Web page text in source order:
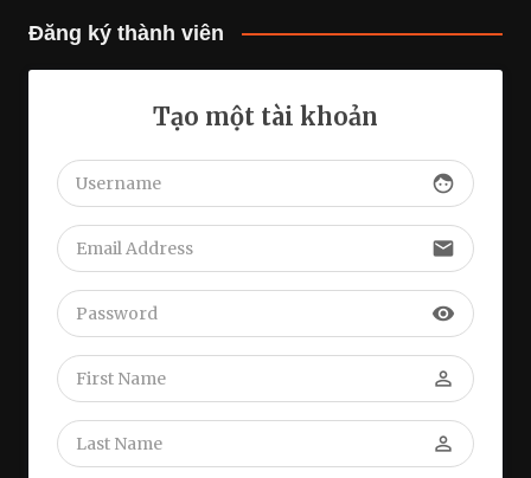
Đăng ký thành viên
Tạo một tài khoản
face
email
visibility
perm_identity
perm_identity